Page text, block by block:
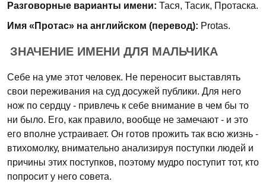
Разговорные варианты имени: Тася, Тасик, Протаска.
Имя «Протас» на английском (перевод): Protas.
ЗНАЧЕНИЕ ИМЕНИ ДЛЯ МАЛЬЧИКА
Себе на уме этот человек. Не переносит выставлять
свои переживания на суд досужей публики. Для него
нож по сердцу - привлечь к себе внимание в чем бы то
ни было. Его, как правило, вообще не замечают - и это
его вполне устраивает. Он готов прожить так всю жизнь -
втихомолку, внимательно анализируя поступки людей и
причины этих поступков, поэтому мудро поступит тот, кто
попросит у него совета.